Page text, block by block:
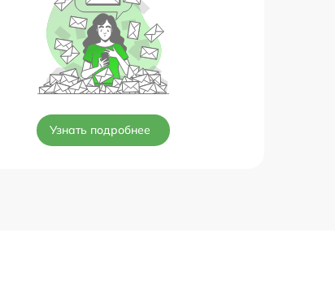
Узнать подробнее